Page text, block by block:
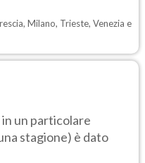
Milano, Trieste, Venezia e
un particolare
stagione) è dato